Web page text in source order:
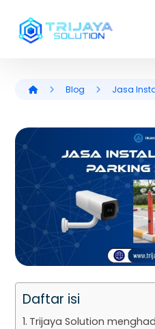
Blog Jasa
Daftar isi
Trijaya Solution